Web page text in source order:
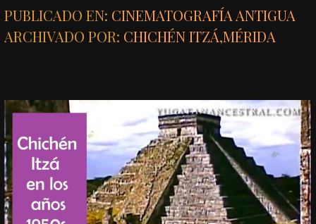
PUBLICADO EN: CINEMATOGRAFÍA ANTIGUA
ARCHIVADO POR: CHICHÉN ITZÁ,MÉRIDA